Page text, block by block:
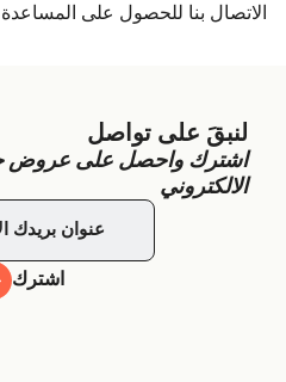
الاتصال بنا للحصول على
لنبقَ على تواصل
اشترك واحصل على عروض
الالكتروني
اشترك